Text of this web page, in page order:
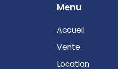
Menu
Accueil
Vente
Location